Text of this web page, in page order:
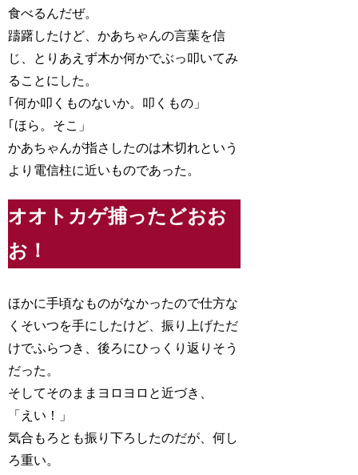
食べるんだぜ。
躊躇したけど、かあちゃんの言葉を信
じ、とりあえず木か何かでぶっ叩いてみ
ることにした。
｢何か叩くものないか。叩くもの」
｢ほら。そこ」
かあちゃんが指さしたのは木切れという
より電信柱に近いものであった。
オオトカゲ捕ったどおお
お！
ほかに手頃なものがなかったので仕方な
くそいつを手にしたけど、振り上げただ
けでふらつき、後ろにひっくり返りそう
だった。
そしてそのままヨロヨロと近づき、
「えい！」
気合もろとも振り下ろしたのだが、何し
ろ重い。